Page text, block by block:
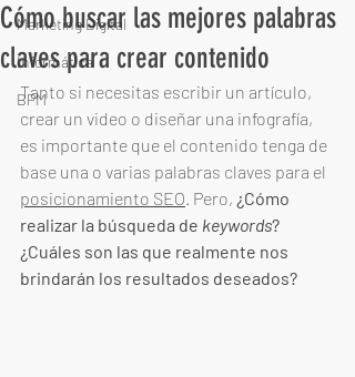
Marketing Digital
Informática
BPM
Cómo buscar las mejores palabras
claves para crear contenido
Tanto si necesitas escribir un artículo,
crear un video o diseñar una infografía,
es importante que el contenido tenga de
base una o varias palabras claves para el
posicionamiento SEO. Pero, ¿Cómo
realizar la búsqueda de keywords?
¿Cuáles son las que realmente nos
brindarán los resultados deseados?